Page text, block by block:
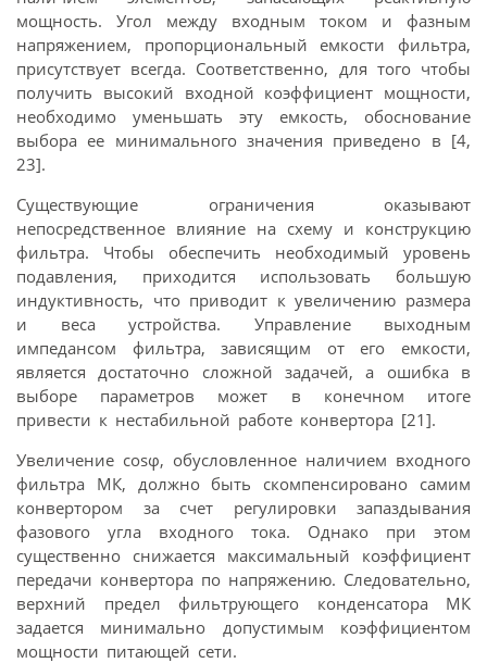
мощность. Угол между входным током и фазным
напряжением, пропорциональный емкости фильтра,
присутствует всегда. Соответственно, для того чтобы
получить высокий входной коэффициент мощности,
необходимо уменьшать эту емкость, обоснование
выбора ее минимального значения приведено в [4,
23].
Существующие ограничения оказывают
непосредственное влияние на схему и конструкцию
фильтра. Чтобы обеспечить необходимый уровень
подавления, приходится использовать большую
индуктивность, что приводит к увеличению размера
и веса устройства. Управление выходным
импедансом фильтра, зависящим от его емкости,
является достаточно сложной задачей, а ошибка в
выборе параметров может в конечном итоге
привести к нестабильной работе конвертора [21].
Увеличение соsφ, обусловленное наличием входного
фильтра МК, должно быть скомпенсировано самим
конвертором за счет регулировки запаздывания
фазового угла входного тока. Однако при этом
существенно снижается максимальный коэффициент
передачи конвертора по напряжению. Следовательно,
верхний предел фильтрующего конденсатора МК
задается минимально допустимым коэффициентом
мощности питающей сети.